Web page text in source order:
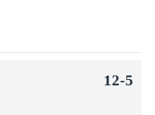
12-5